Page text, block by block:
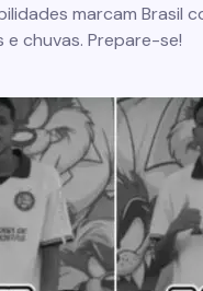
marcam Brasil
chuvas. Prepare-se!